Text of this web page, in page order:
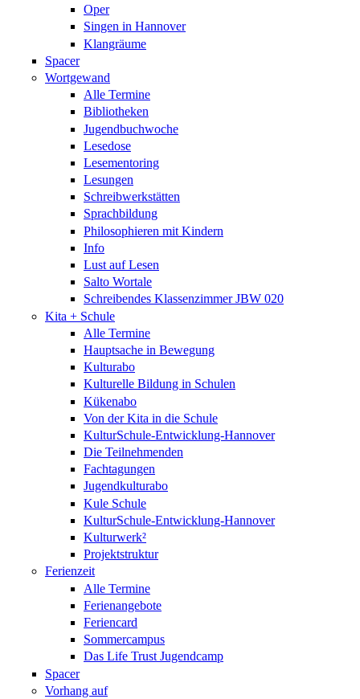
Oper
Singen in Hannover
Klangräume
Spacer
Wortgewand
Alle Termine
Bibliotheken
Jugendbuchwoche
Lesedose
Lesementoring
Lesungen
Schreibwerkstätten
Sprachbildung
Philosophieren mit Kindern
Info
Lust auf Lesen
Salto Wortale
Schreibendes Klassenzimmer JBW 020
Kita + Schule
Alle Termine
Hauptsache in Bewegung
Kulturabo
Kulturelle Bildung in Schulen
Kükenabo
Von der Kita in die Schule
KulturSchule-Entwicklung-Hannover
Die Teilnehmenden
Fachtagungen
Jugendkulturabo
Kule Schule
KulturSchule-Entwicklung-Hannover
Kulturwerk²
Projektstruktur
Ferienzeit
Alle Termine
Ferienangebote
Feriencard
Sommercampus
Das Life Trust Jugendcamp
Spacer
Vorhang auf